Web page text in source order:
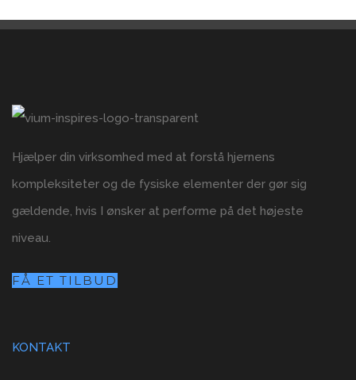
Hjælper din virksomhed med at forstå hjernens
kompleksiteter og de fysiske elementer der gør sig
gældende, hvis I ønsker at performe på det højeste
niveau.
FÅ ET TILBUD
KONTAKT